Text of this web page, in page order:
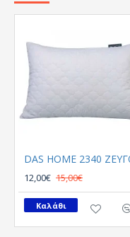
12,00€ 15,00€
Καλάθι